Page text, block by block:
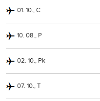
01. 10., C
10. 08., P
02. 10., Pk
07. 10., T